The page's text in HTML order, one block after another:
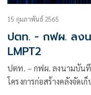
15 กุมภาพันธ์ 2565
ปตท. - กฟผ. ลงน
LMPT2
ปตท. – กฟผ. ลงนามบัน
โครงการก่อสร้างคลังจัด